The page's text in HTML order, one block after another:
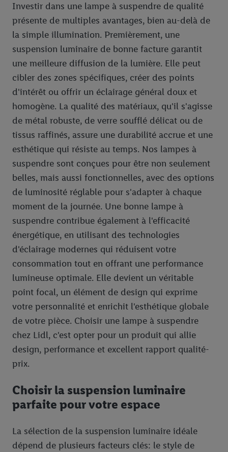
Investir dans une lampe à suspendre de qualité
présente de multiples avantages, bien au-delà de
la simple illumination. Premièrement, une
suspension luminaire de bonne facture garantit
une meilleure diffusion de la lumière. Elle peut
cibler des zones spécifiques, créer des points
d'intérêt ou offrir un éclairage général doux et
homogène. La qualité des matériaux, qu'il s'agisse
de métal robuste, de verre soufflé délicat ou de
tissus raffinés, assure une durabilité accrue et une
esthétique qui résiste au temps. Nos lampes à
suspendre sont conçues pour être non seulement
belles, mais aussi fonctionnelles, avec des options
de luminosité réglable pour s'adapter à chaque
moment de la journée. Une bonne lampe à
suspendre contribue également à l'efficacité
énergétique, en utilisant des technologies
d'éclairage modernes qui réduisent votre
consommation tout en offrant une performance
lumineuse optimale. Elle devient un véritable
point focal, un élément de design qui exprime
votre personnalité et enrichit l'esthétique globale
de votre pièce. Choisir une lampe à suspendre
chez Lidl, c'est opter pour un produit qui allie
design, performance et excellent rapport qualité-
prix.
Choisir la suspension luminaire
parfaite pour votre espace
La sélection de la suspension luminaire idéale
dépend de plusieurs facteurs clés: le style de